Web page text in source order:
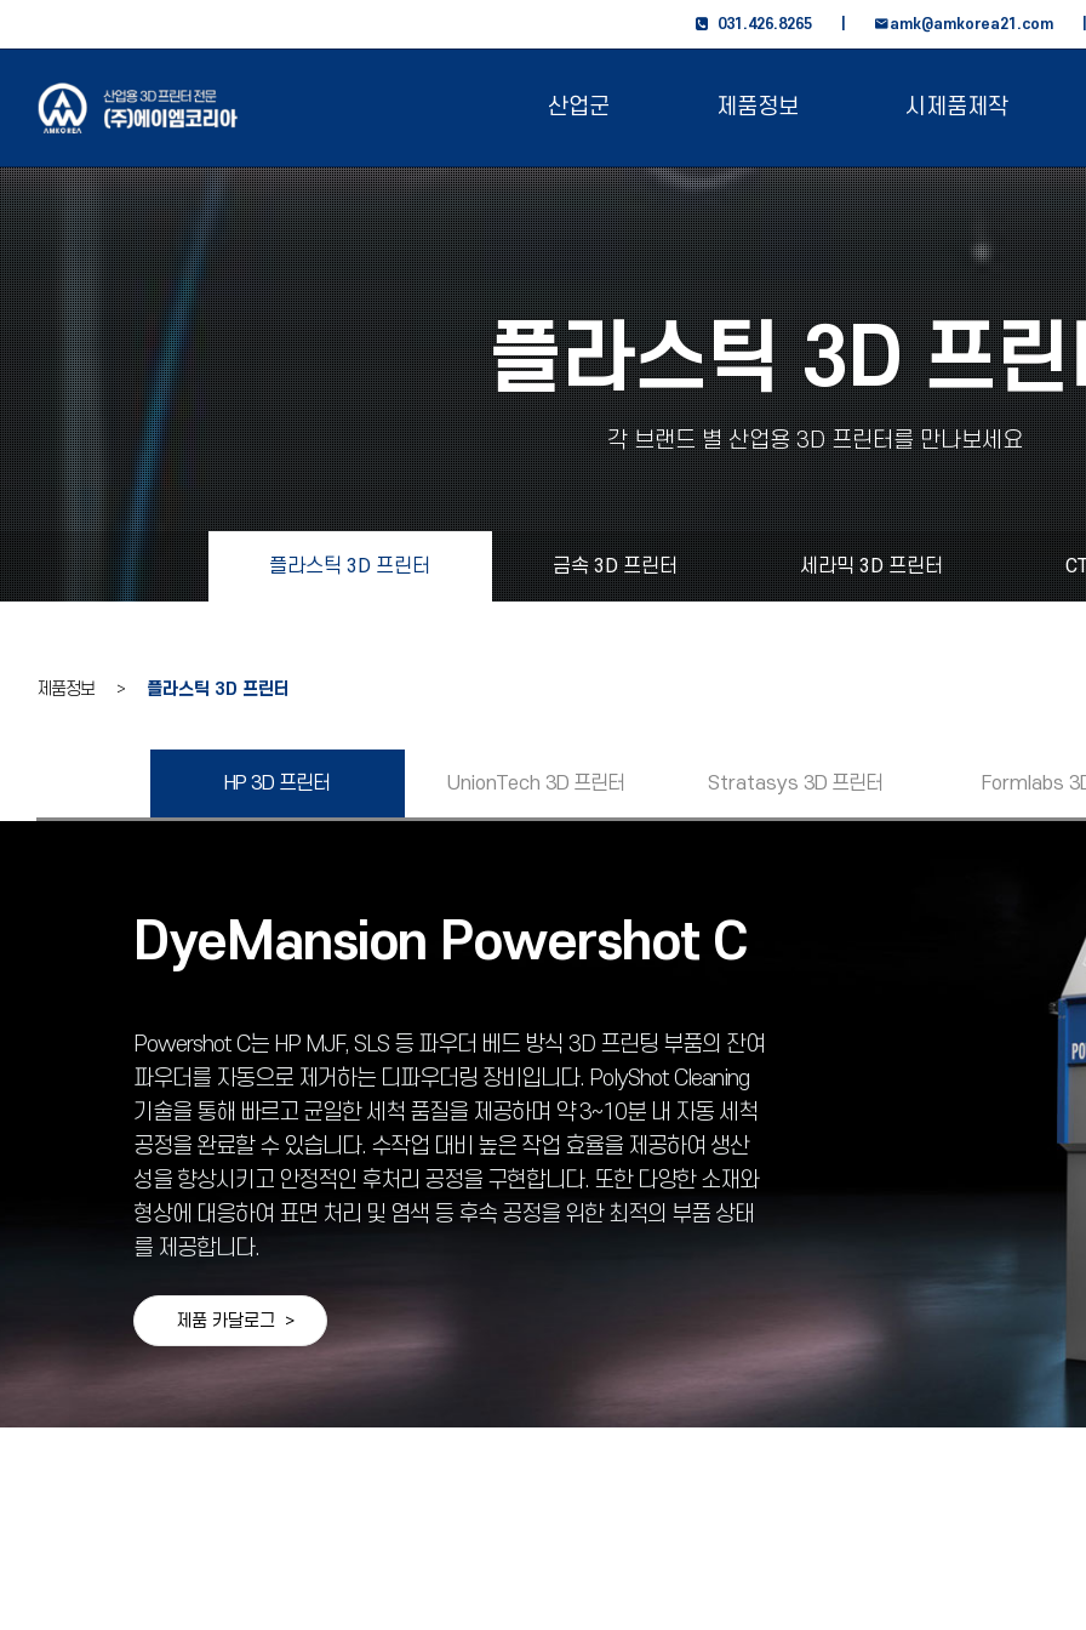
031.426.8265 | amk@amkorea21.com
산업군 제품정보 시제품제작
플라스틱 3D 프린
각 브랜드 별 산업용 3D 프린터를 만나보세요
플라스틱 3D 프린터 금속 3D 프린터 세라믹 3D 프린터
제품정보 > 플라스틱 3D 프린터
HP 3D 프린터 UnionTech 3D 프린터 Stratasys 3D 프린터 Formlabs
DyeMansion Powershot C
Powershot C는 HP MJF, SLS 등 파우더 베드 방식 3D 프린팅 부품의 잔여
파우더를 자동으로 제거하는 디파우더링 장비입니다. PolyShot Cleaning
기술을 통해 빠르고 균일한 세척 품질을 제공하며 약 3~10분 내 자동 세척
공정을 완료할 수 있습니다. 수작업 대비 높은 작업 효율을 제공하여 생산
성을 향상시키고 안정적인 후처리 공정을 구현합니다. 또한 다양한 소재와
형상에 대응하여 표면 처리 및 염색 등 후속 공정을 위한 최적의 부품 상태
를 제공합니다.
제품 카달로그 >